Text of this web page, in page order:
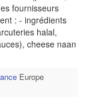
fournisseurs
: - ingrédients
halal,
cheese naan
Europe